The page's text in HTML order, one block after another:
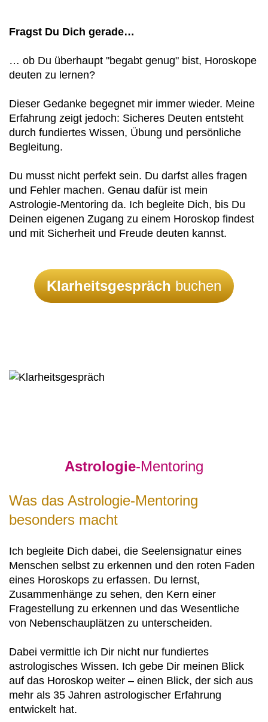
Fragst Du Dich gerade…
… ob Du überhaupt "begabt genug" bist, Horoskope
deuten zu lernen?
Dieser Gedanke begegnet mir immer wieder. Meine
Erfahrung zeigt jedoch: Sicheres Deuten entsteht
durch fundiertes Wissen, Übung und persönliche
Begleitung.
Du musst nicht perfekt sein. Du darfst alles fragen
und Fehler machen. Genau dafür ist mein
Astrologie-Mentoring da. Ich begleite Dich, bis Du
Deinen eigenen Zugang zu einem Horoskop findest
und mit Sicherheit und Freude deuten kannst.
Klarheitsgespräch buchen
Astrologie-Mentoring
Was das Astrologie-Mentoring
besonders macht
Ich begleite Dich dabei, die Seelensignatur eines
Menschen selbst zu erkennen und den roten Faden
eines Horoskops zu erfassen. Du lernst,
Zusammenhänge zu sehen, den Kern einer
Fragestellung zu erkennen und das Wesentliche
von Nebenschauplätzen zu unterscheiden.
Dabei vermittle ich Dir nicht nur fundiertes
astrologisches Wissen. Ich gebe Dir meinen Blick
auf das Horoskop weiter – einen Blick, der sich aus
mehr als 35 Jahren astrologischer Erfahrung
entwickelt hat.